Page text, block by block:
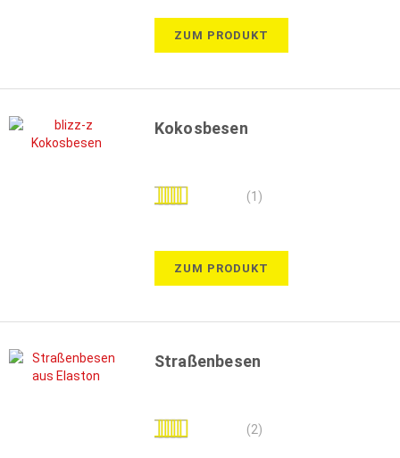
ZUM PRODUKT
Kokosbesen
Bewertung: (1)
ZUM PRODUKT
Straßenbesen
Bewertung: (2)